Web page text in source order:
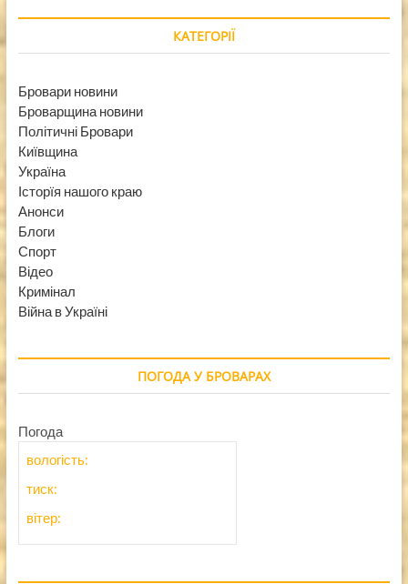
КАТЕГОРІЇ
Бровари новини
Броварщина новини
Політичні Бровари
Київщина
Україна
Історїя нашого краю
Анонси
Блоги
Спорт
Відео
Кримінал
Війна в Україні
ПОГОДА У БРОВАРАХ
Погода
вологість:
тиск:
вітер: